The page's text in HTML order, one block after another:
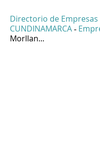
Directorio de Empresas
CUNDINAMARCA -
Morllan...